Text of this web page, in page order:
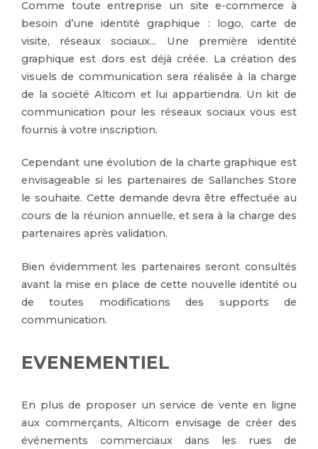
Comme toute entreprise un site e-commerce à
besoin d’une identité graphique : logo, carte de
visite, réseaux sociaux... Une première identité
graphique est dors est déjà créée. La création des
visuels de communication sera réalisée à la charge
de la société Alticom et lui appartiendra. Un kit de
communication pour les réseaux sociaux vous est
fournis à votre inscription.
Cependant une évolution de la charte graphique est
envisageable si les partenaires de Sallanches Store
le souhaite. Cette demande devra être effectuée au
cours de la réunion annuelle, et sera à la charge des
partenaires après validation.
Bien évidemment les partenaires seront consultés
avant la mise en place de cette nouvelle identité ou
de toutes modifications des supports de
communication.
EVENEMENTIEL
En plus de proposer un service de vente en ligne
aux commerçants, Alticom envisage de créer des
événements commerciaux dans les rues de